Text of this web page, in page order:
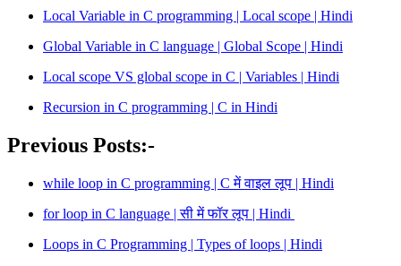
Local Variable in C programming | Local scope | Hindi
Global Variable in C language | Global Scope | Hindi
Local scope VS global scope in C | Variables | Hindi
Recursion in C programming | C in Hindi
Previous Posts:-
while loop in C programming | C में वाइल लूप | Hindi
for loop in C language | सी में फॉर लूप | Hindi
Loops in C Programming | Types of loops | Hindi